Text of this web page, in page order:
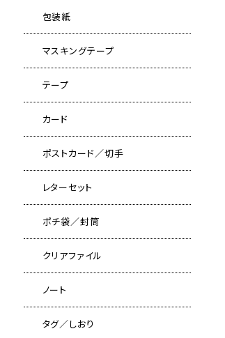
包装紙
マスキングテープ
テープ
カード
ポストカード／切手
レターセット
ポチ袋／封筒
クリアファイル
ノート
タグ／しおり